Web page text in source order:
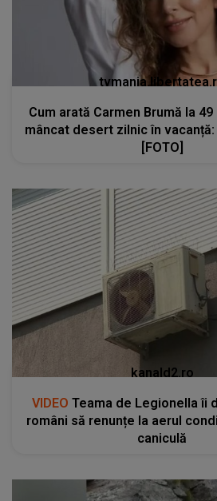
Cum arată Carmen Brumă la
mâncat desert zilnic în vacanță:
[FOTO]
kanald2.ro
VIDEO Teama de Legionella îi
români să renunțe la aerul
caniculă